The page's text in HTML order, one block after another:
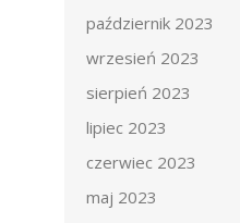
październik 2023
wrzesień 2023
sierpień 2023
lipiec 2023
czerwiec 2023
maj 2023